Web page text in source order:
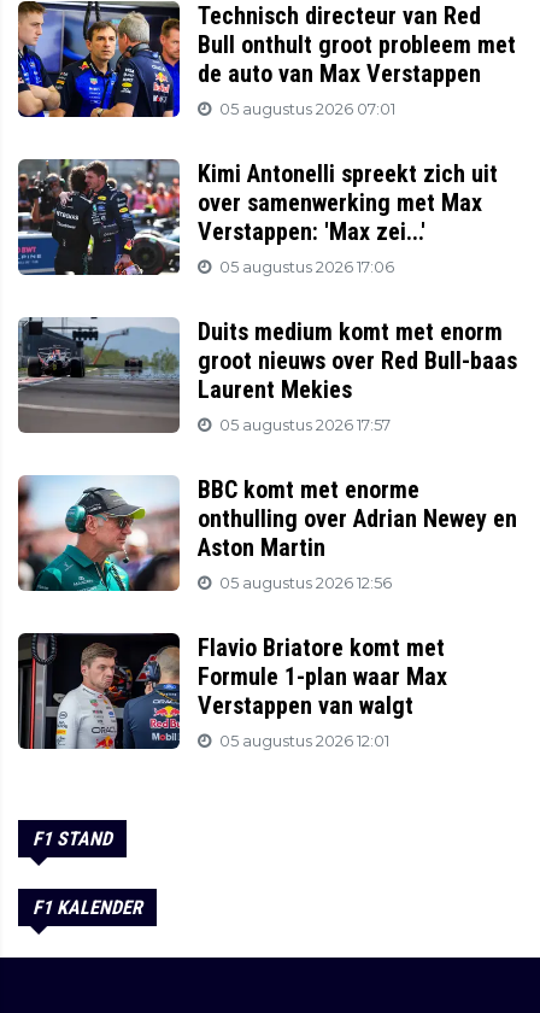
Technisch directeur van Red
Bull onthult groot probleem met
de auto van Max Verstappen
05 augustus 2026 07:01
Kimi Antonelli spreekt zich uit
over samenwerking met Max
Verstappen: 'Max zei...'
05 augustus 2026 17:06
Duits medium komt met enorm
groot nieuws over Red Bull-baas
Laurent Mekies
05 augustus 2026 17:57
BBC komt met enorme
onthulling over Adrian Newey en
Aston Martin
05 augustus 2026 12:56
Flavio Briatore komt met
Formule 1-plan waar Max
Verstappen van walgt
05 augustus 2026 12:01
F1 STAND
F1 KALENDER